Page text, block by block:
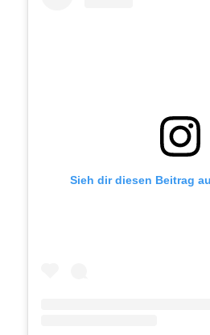
Sieh dir diesen Beitrag